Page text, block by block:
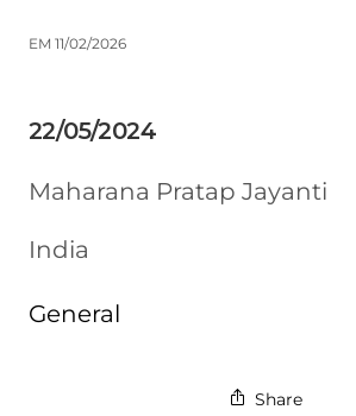
EM 11/02/2026
22/05/2024
Maharana Pratap Jayanti
India
General
Share